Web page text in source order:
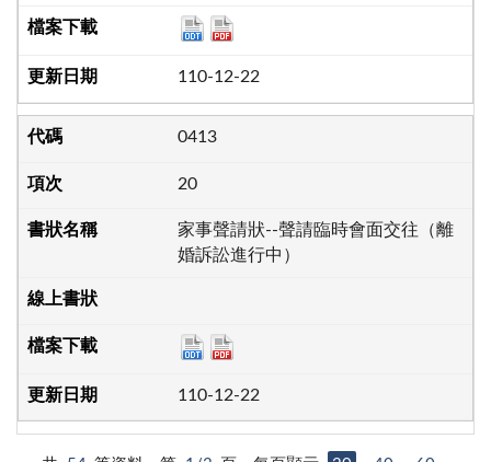
110-12-22
0413
20
家事聲請狀--聲請臨時會面交往（離
婚訴訟進行中）
110-12-22